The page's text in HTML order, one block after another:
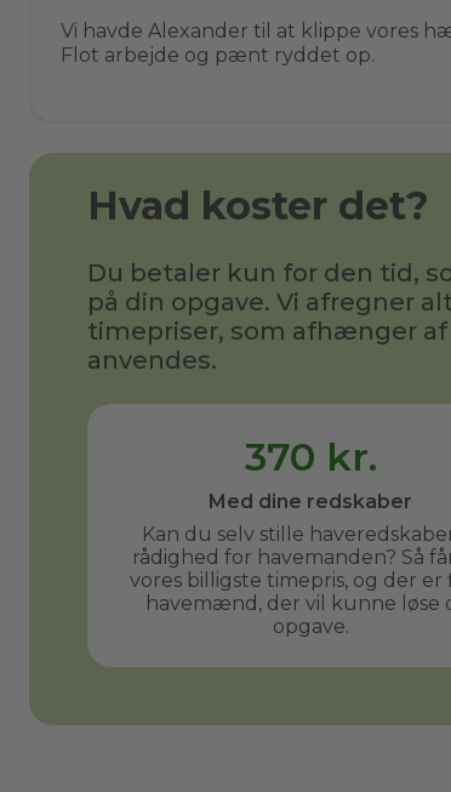
Vi havde Alexander til at klippe vores
Flot arbejde og pænt ryddet op.
Hvad koster det?
Du betaler kun for den tid,
på din opgave. Vi afregner
timepriser, som afhænger
anvendes.
370 kr.
Med dine redskaber
Kan du selv stille
rådighed for havemanden? Så
vores billigste timepris, og der er
havemænd, der vil kunne løse
opgave.